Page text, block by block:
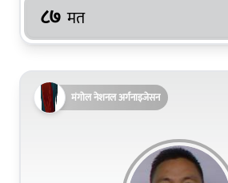
८७ मत
मंगोल नेशनल अर्गनाइजेसन